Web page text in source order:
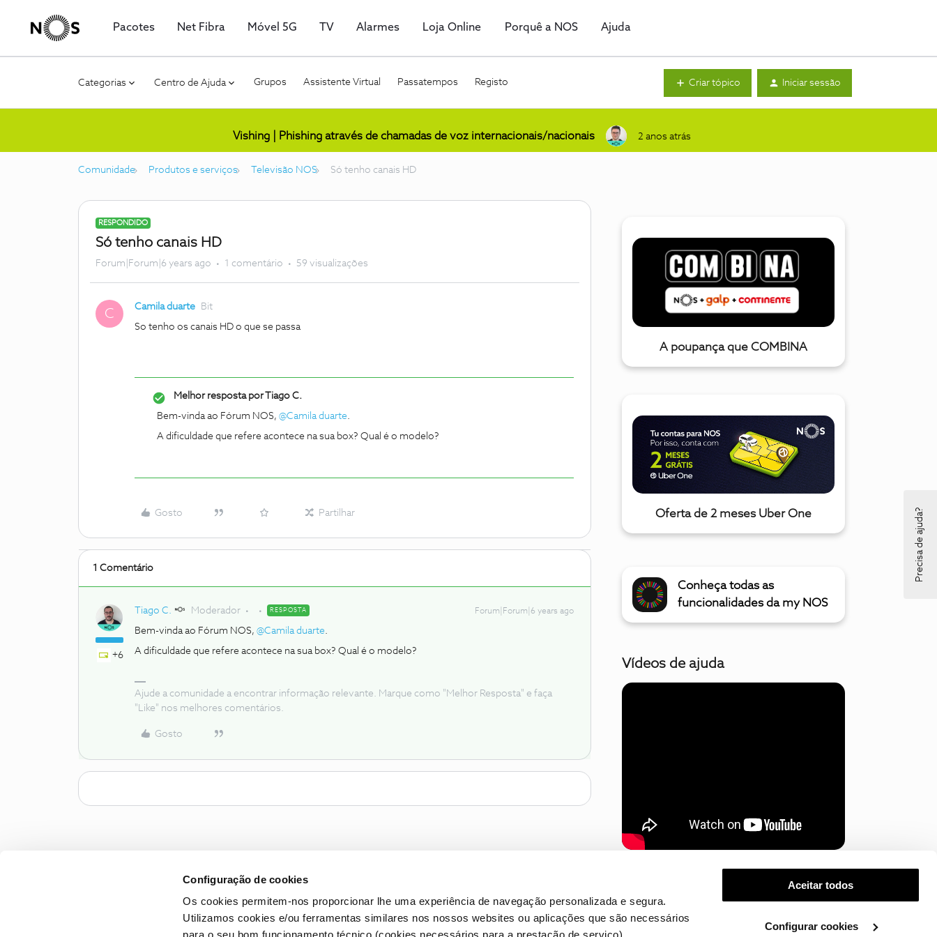
Configuração de cookies
Os cookies permitem-nos proporcionar lhe uma experiência de navegação personalizada e segura.
Utilizamos cookies e/ou ferramentas similares nos nossos websites ou aplicações que são necessários
Aceitar todos
Configurar cookies
Pacotes Net Fibra Móvel 5G TV Alarmes Loja Online Porquê a NOS Ajuda
Categorias Centro de Ajuda Grupos Assistente Virtual Passatempos Registo Criar tópico Iniciar sessão
Vishing | Phishing através de chamadas de voz internacionais/nacionais 2 anos atrás
Comunidade Produtos e serviços Televisão NOS Só tenho canais HD
RESPONDIDO
Só tenho canais HD
Forum|Forum|6 years ago 1 comentário 59 visualizações
C Camila duarte Bit
So tenho os canais HD o que se passa
Melhor resposta porTiago C.
Bem-vinda ao Fórum NOS, @Camila duarte.
A dificuldade que refere acontece na sua box? Qual é o modelo?
Gosto Partilhar
1 Comentário
+6
Tiago C. Moderador RESPOSTA Forum|Forum|6 years ago
Bem-vinda ao Fórum NOS, @Camila duarte.
A dificuldade que refere acontece na sua box? Qual é o modelo?
Ajude a comunidade a encontrar informação relevante. Marque como "Melhor Resposta" e faça
"Like" nos melhores comentários.
Gosto
A poupança que COMBINA
Oferta de 2 meses Uber One
Conheça todas as
funcionalidades da my NOS
Vídeos de ajuda
Precisa de ajuda?